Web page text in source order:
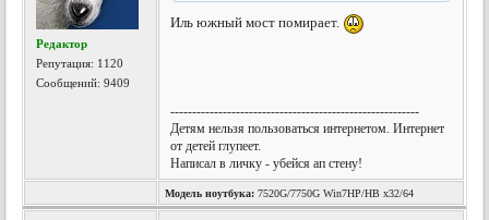
Редактор
Репутация: 1120
Сообщений: 9409
Иль южный мост помирает.
---------------------------------------------------------
Детям нельзя пользоваться интернетом. Интернет
от детей глупеет.
Написал в личку - убейся ап стену!
Модель ноутбука: 7520G/7750G Win7HP/HB x32/64